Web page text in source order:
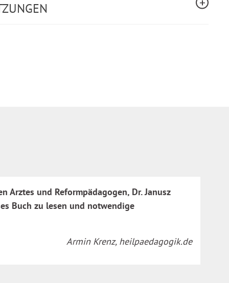
und Reformpädagogen, Dr. Janusz
Buch zu lesen und notwendige
Armin Krenz, heilpaedagogik.de